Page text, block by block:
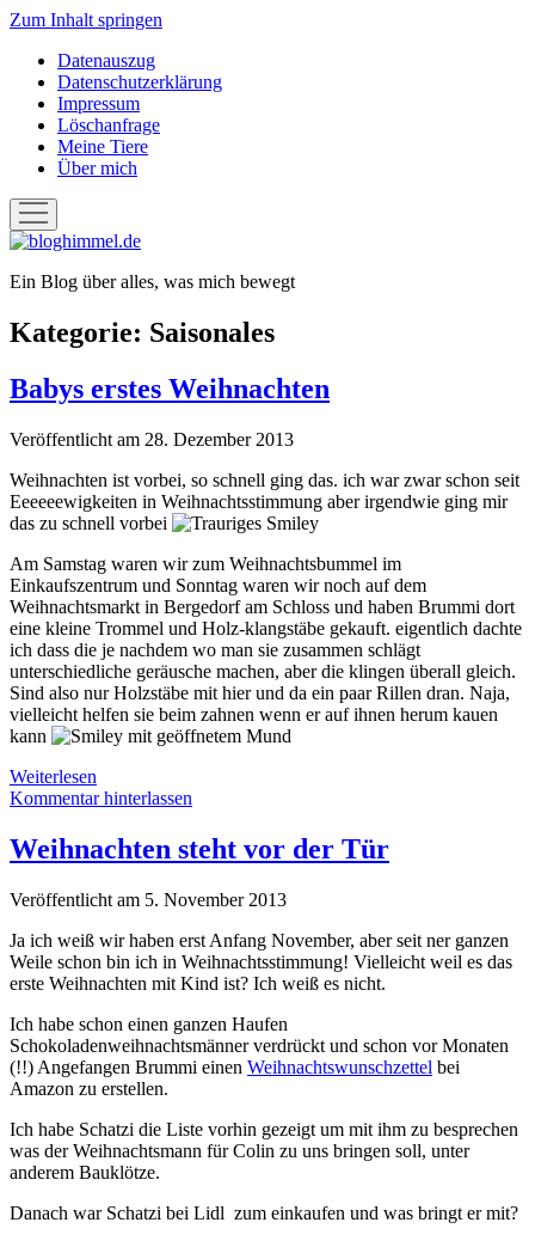
Zum Inhalt springen
Datenauszug
Datenschutzerklärung
Impressum
Löschanfrage
Meine Tiere
Über mich
Menü
öffnen
bloghimmel.de
Ein Blog über alles, was mich bewegt
Kategorie: Saisonales
Babys erstes Weihnachten
Veröffentlicht am 28. Dezember 2013
Weihnachten ist vorbei, so schnell ging das. ich war zwar schon seit
Eeeeeewigkeiten in Weihnachtsstimmung aber irgendwie ging mir
das zu schnell vorbei
Am Samstag waren wir zum Weihnachtsbummel im
Einkaufszentrum und Sonntag waren wir noch auf dem
Weihnachtsmarkt in Bergedorf am Schloss und haben Brummi dort
eine kleine Trommel und Holz-klangstäbe gekauft. eigentlich dachte
ich dass die je nachdem wo man sie zusammen schlägt
unterschiedliche geräusche machen, aber die klingen überall gleich.
Sind also nur Holzstäbe mit hier und da ein paar Rillen dran. Naja,
vielleicht helfen sie beim zahnen wenn er auf ihnen herum kauen
kann
Weiterlesen
erstes
Kommentar hinterlassen
Weihnachten steht vor der Tür
Veröffentlicht am 5. November 2013
Ja ich weiß wir haben erst Anfang November, aber seit ner ganzen
Weile schon bin ich in Weihnachtsstimmung! Vielleicht weil es das
erste Weihnachten mit Kind ist? Ich weiß es nicht.
Ich habe schon einen ganzen Haufen
Schokoladenweihnachtsmänner verdrückt und schon vor Monaten
(!!) Angefangen Brummi einen Weihnachtswunschzettel bei
Amazon zu erstellen.
Ich habe Schatzi die Liste vorhin gezeigt um mit ihm zu besprechen
was der Weihnachtsmann für Colin zu uns bringen soll, unter
anderem Bauklötze.
Danach war Schatzi bei Lidl zum einkaufen und was bringt er mit?